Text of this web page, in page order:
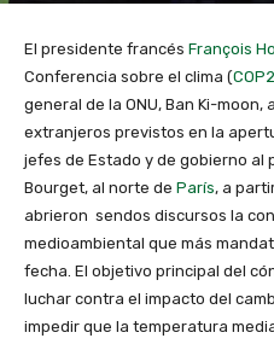
El presidente francés François
Conferencia sobre el clima (
general de la ONU, Ban Ki-moon,
extranjeros previstos en la
jefes de Estado y de gobierno al
Bourget, al norte de París, a
abrieron sendos discursos la
medioambiental que más
fecha. El objetivo principal del
luchar contra el impacto del
impedir que la temperatura